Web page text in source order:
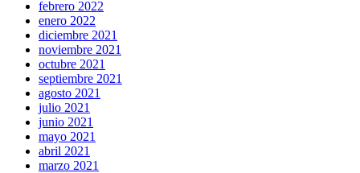
febrero 2022
enero 2022
diciembre 2021
noviembre 2021
octubre 2021
septiembre 2021
agosto 2021
julio 2021
junio 2021
mayo 2021
abril 2021
marzo 2021